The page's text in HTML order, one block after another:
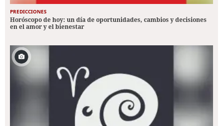
PREDICCIONES
Horóscopo de hoy: un día de oportunidades, cambios y decisiones
en el amor y el bienestar